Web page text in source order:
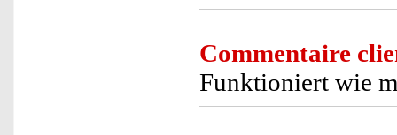
Commentaire
Funktioniert wie